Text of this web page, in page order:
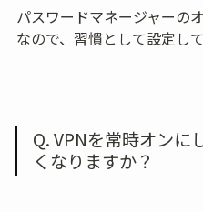
パスワードマネージャーの
なので、習慣として設定し
Q. VPNを常時オンに
くなりますか？